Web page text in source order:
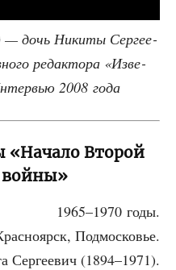
— дочь Ники­ты Сер­ге­е­
редак­то­ра «Изве­
2008 года
«Начало Второй
1965–1970 годы.
Подмосковье.
(1894–1971).